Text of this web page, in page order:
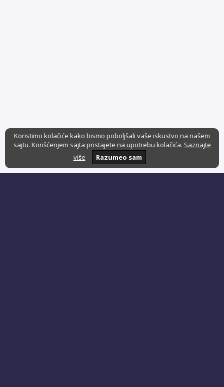
Koristimo kolačiće kako bismo poboljšali vaše iskustvo na našem
sajtu. Korišćenjem sajta pristajete na upotrebu kolačića. Saznajte
više
Razumeo sam